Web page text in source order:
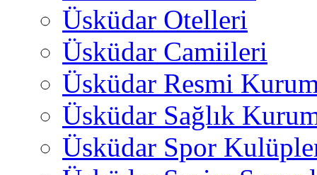
Üsküdar Otelleri
Üsküdar Camiileri
Üsküdar Resmi
Üsküdar Sağlık
Üsküdar Spor